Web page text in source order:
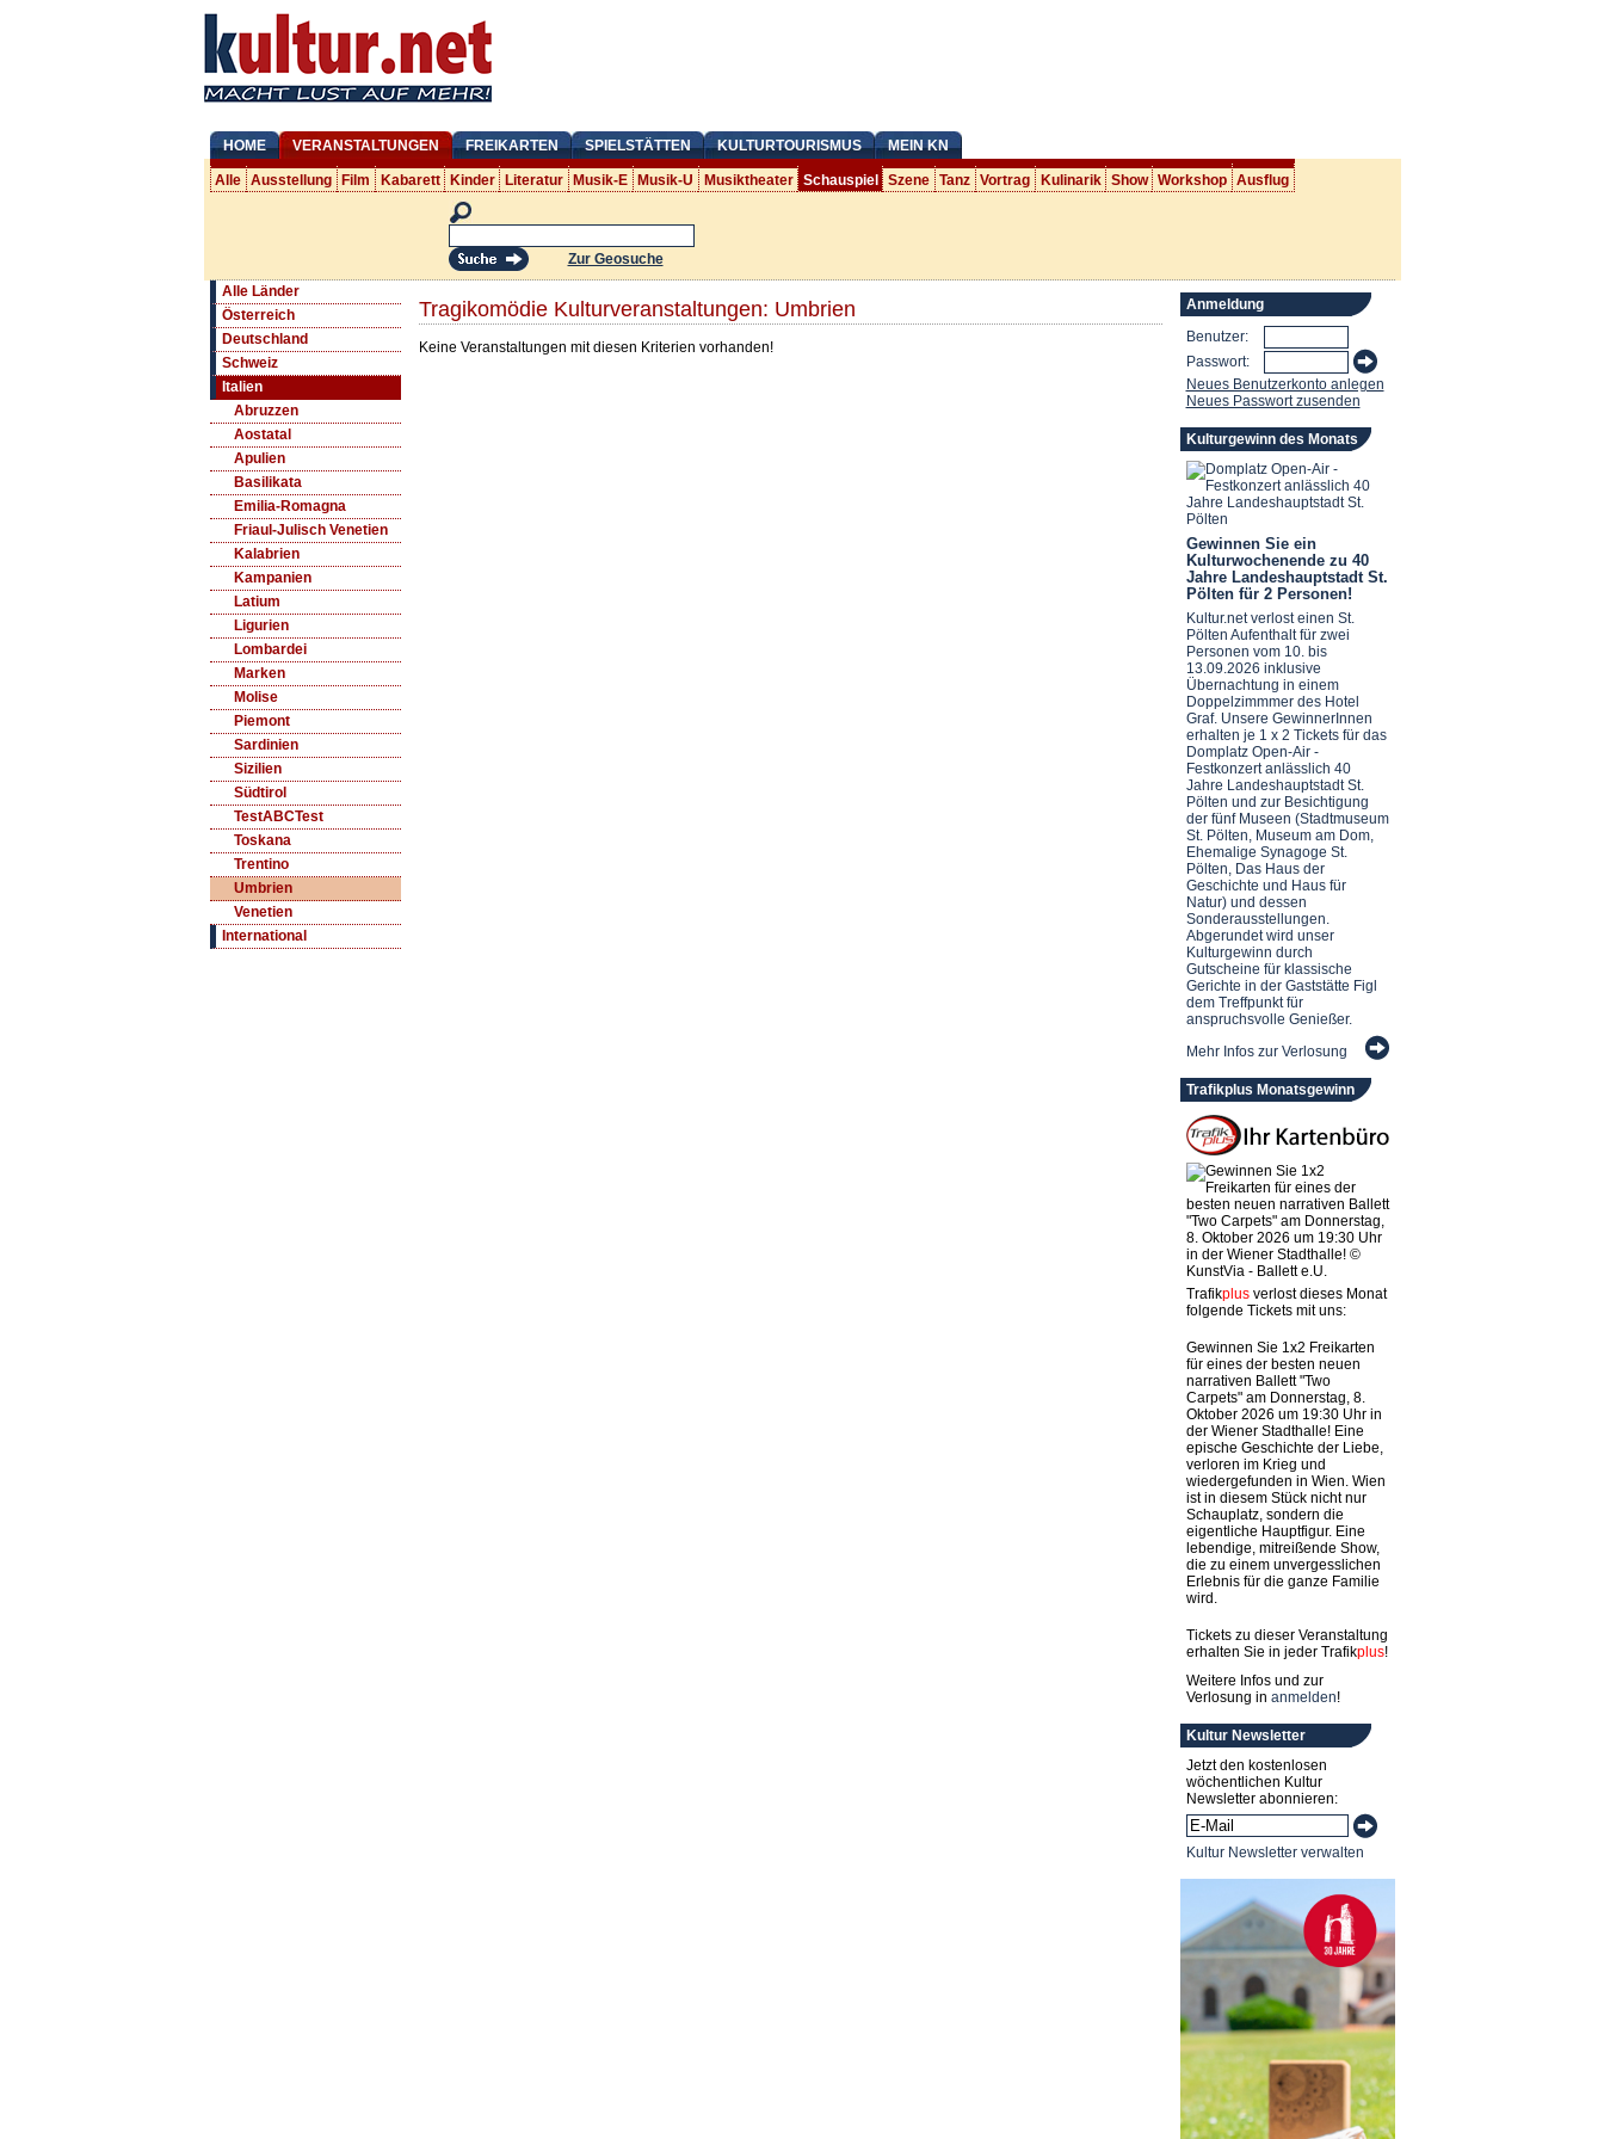
HOME VERANSTALTUNGEN FREIKARTEN SPIELSTÄTTEN KULTURTOURISMUS MEIN KN
Alle Ausstellung Film Kabarett Kinder Literatur Musik-E Musik-U Musiktheater Schauspiel Szene Tanz Vortrag Kulinarik Show Workshop Ausflug
Zur Geosuche
Alle Länder
Österreich
Deutschland
Schweiz
Italien
Abruzzen
Aostatal
Apulien
Basilikata
Emilia-Romagna
Friaul-Julisch Venetien
Kalabrien
Kampanien
Latium
Ligurien
Lombardei
Marken
Molise
Piemont
Sardinien
Sizilien
Südtirol
TestABCTest
Toskana
Trentino
Umbrien
Venetien
International
Tragikomödie Kulturveranstaltungen: Umbrien
Keine Veranstaltungen mit diesen Kriterien vorhanden!
Anmeldung
Benutzer:
Passwort:
Neues Benutzerkonto anlegen
Neues Passwort zusenden
Kulturgewinn des Monats
Gewinnen Sie ein
Kulturwochenende zu 40
Jahre Landeshauptstadt St.
Pölten für 2 Personen!
Kultur.net verlost einen St.
Pölten Aufenthalt für zwei
Personen vom 10. bis
13.09.2026 inklusive
Übernachtung in einem
Doppelzimmmer des Hotel
Graf. Unsere GewinnerInnen
erhalten je 1 x 2 Tickets für das
Domplatz Open-Air -
Festkonzert anlässlich 40
Jahre Landeshauptstadt St.
Pölten und zur Besichtigung
der fünf Museen (Stadtmuseum
St. Pölten, Museum am Dom,
Ehemalige Synagoge St.
Pölten, Das Haus der
Geschichte und Haus für
Natur) und dessen
Sonderausstellungen.
Abgerundet wird unser
Kulturgewinn durch
Gutscheine für klassische
Gerichte in der Gaststätte Figl
dem Treffpunkt für
anspruchsvolle Genießer.
Mehr Infos zur Verlosung
Trafikplus Monatsgewinn
Trafikplusverlost dieses Monat
folgende Tickets mit uns:
Gewinnen Sie 1x2 Freikarten
für eines der besten neuen
narrativen Ballett "Two
Carpets" am Donnerstag, 8.
Oktober 2026 um 19:30 Uhr in
der Wiener Stadthalle! Eine
epische Geschichte der Liebe,
verloren im Krieg und
wiedergefunden in Wien. Wien
ist in diesem Stück nicht nur
Schauplatz, sondern die
eigentliche Hauptfigur. Eine
lebendige, mitreißende Show,
die zu einem unvergesslichen
Erlebnis für die ganze Familie
wird.
Tickets zu dieser Veranstaltung
erhalten Sie in jeder Trafikplus!
Weitere Infos und zur
Verlosung in anmelden!
Kultur Newsletter
Jetzt den kostenlosen
wöchentlichen Kultur
Newsletter abonnieren:
Kultur Newsletter verwalten